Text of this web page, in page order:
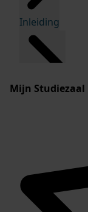
Inleiding
Mijn Studiezaal